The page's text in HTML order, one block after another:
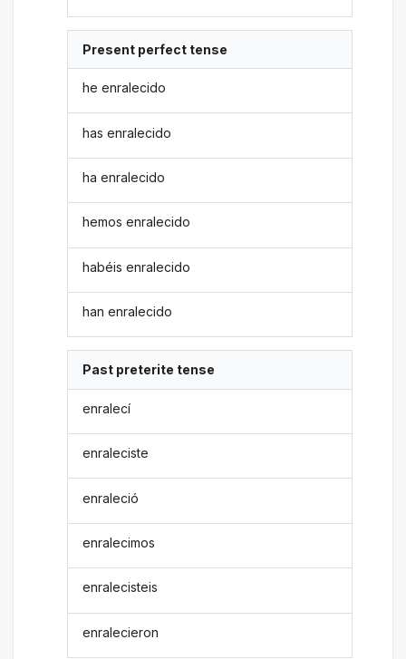
Present perfect tense
he enralecido
has enralecido
ha enralecido
hemos enralecido
habéis enralecido
han enralecido
Past preterite tense
enralecí
enraleciste
enraleció
enralecimos
enralecisteis
enralecieron